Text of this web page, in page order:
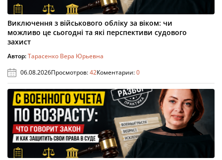
Виключення з військового обліку за віком: чи
можливо це сьогодні та які перспективи судового
захист
Автор:Тарасенко Вера Юрьевна
06.08.2026Просмотров:42Коментарии:0